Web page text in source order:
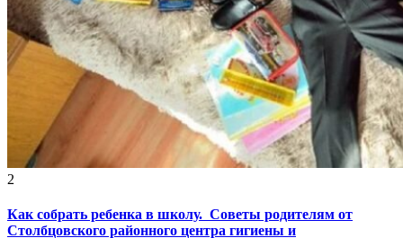
2
Как собрать ребенка в школу. Советы родителям от
Столбцовского районного центра гигиены и